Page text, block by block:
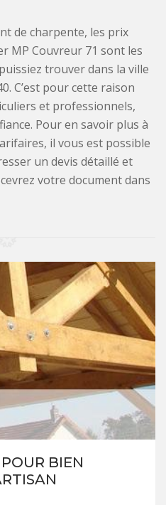
de charpente, les prix
MP Couvreur 71 sont les
trouver dans la ville
C’est pour cette raison
et professionnels,
Pour en savoir plus à
il vous est possible
un devis détaillé et
votre document dans
BIEN